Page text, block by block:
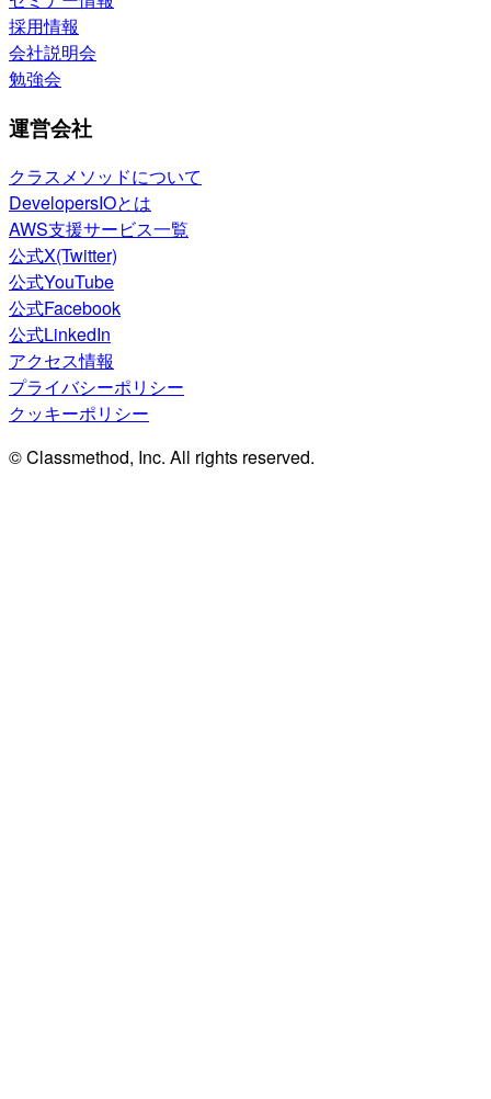
採用情報
会社説明会
勉強会
運営会社
クラスメソッドについて
DevelopersIOとは
AWS支援サービス一覧
公式X(Twitter)
公式YouTube
公式Facebook
公式LinkedIn
アクセス情報
プライバシーポリシー
クッキーポリシー
© Classmethod, Inc. All rights reserved.